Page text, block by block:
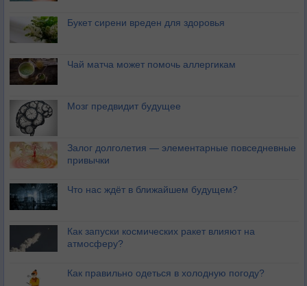
Букет сирени вреден для здоровья
Чай матча может помочь аллергикам
Мозг предвидит будущее
Залог долголетия — элементарные повседневные
привычки
Что нас ждёт в ближайшем будущем?
Как запуски космических ракет влияют на
атмосферу?
Как правильно одеться в холодную погоду?